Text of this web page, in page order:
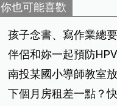
你也可能喜歡
孩子念書、寫作業總
的孩子
伴侶和妳一起預防
南投某國小導師教室
下個月房租差一點？